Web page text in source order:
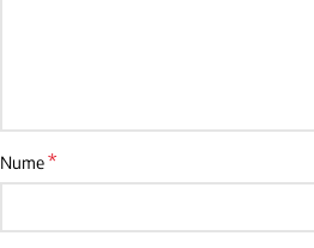
Nume*